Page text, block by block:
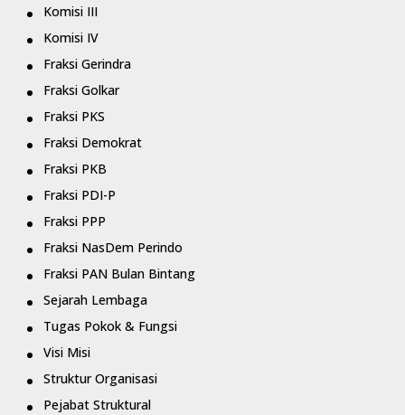
Komisi III
Komisi IV
Fraksi Gerindra
Fraksi Golkar
Fraksi PKS
Fraksi Demokrat
Fraksi PKB
Fraksi PDI-P
Fraksi PPP
Fraksi NasDem Perindo
Fraksi PAN Bulan Bintang
Sejarah Lembaga
Tugas Pokok & Fungsi
Visi Misi
Struktur Organisasi
Pejabat Struktural